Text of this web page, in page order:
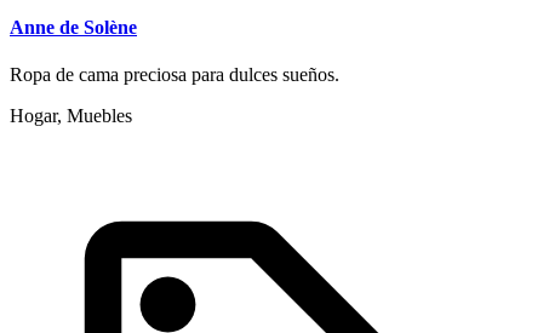
Anne de Solène
Ropa de cama preciosa para dulces sueños.
Hogar, Muebles